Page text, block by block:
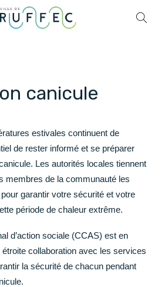
canicule
estivales continuent de
de rester informé et se préparer
Les autorités locales tiennent
membres de la communauté les
garantir votre sécurité et votre
période de chaleur extrême.
d’action sociale (CCAS) est en
collaboration avec les services
la sécurité de chacun pendant